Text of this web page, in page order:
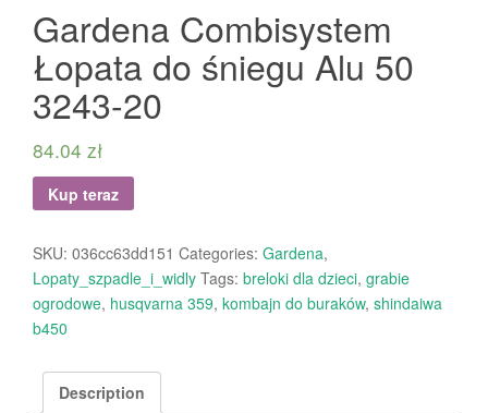
Gardena Combisystem
Łopata do śniegu Alu 50
3243-20
84.04 zł
Kup teraz
SKU: 036cc63dd151 Categories: Gardena,
Lopaty_szpadle_i_widly Tags: breloki dla dzieci, grabie
ogrodowe, husqvarna 359, kombajn do buraków, shindaiwa
b450
Description